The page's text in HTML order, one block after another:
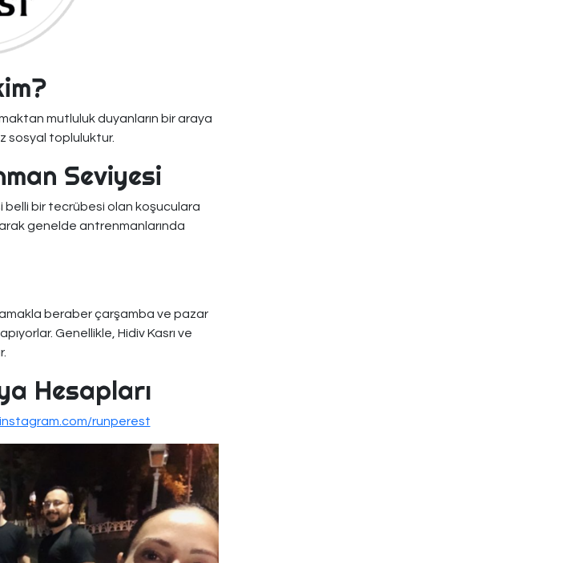
mutluluk duyanların bir araya
sosyal topluluktur.
Seviyesi
belli bir tecrübesi olan koşuculara
genelde antrenmanlarında
beraber çarşamba ve pazar
Genellikle, Hidiv Kasrı ve
Hesapları
runperest